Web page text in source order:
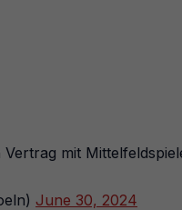
Vertrag mit
June 30, 2024